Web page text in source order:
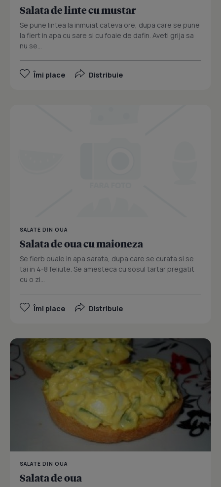
Salata de linte cu mustar
Se pune lintea la inmuiat cateva ore, dupa care se pune
la fiert in apa cu sare si cu foaie de dafin. Aveti grija sa
nu se...
Îmi place Distribuie
SALATE DIN OUA
Salata de oua cu maioneza
Se fierb ouale in apa sarata, dupa care se curata si se
tai in 4-8 feliute. Se amesteca cu sosul tartar pregatit
cu o zi...
Îmi place Distribuie
SALATE DIN OUA
Salata de oua